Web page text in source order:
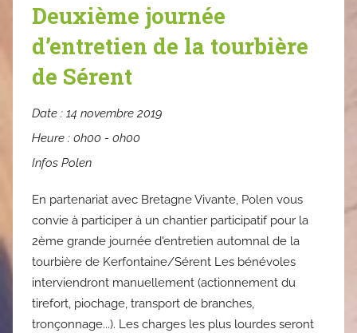
Deuxième journée
d’entretien de la tourbière
de Sérent
Date : 14 novembre 2019
Heure : 0h00 - 0h00
Infos Polen
En partenariat avec Bretagne Vivante, Polen vous
convie à participer à un chantier participatif pour la
2ème grande journée d'entretien automnal de la
tourbière de Kerfontaine/Sérent Les bénévoles
interviendront manuellement (actionnement du
tirefort, piochage, transport de branches,
tronçonnage...). Les charges les plus lourdes seront